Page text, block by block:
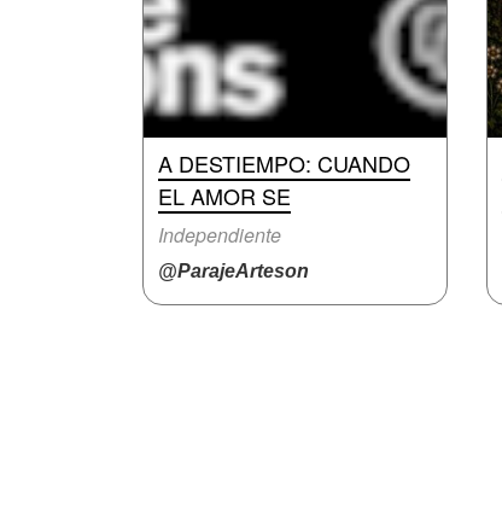
A DESTIEMPO: CUANDO
EL AMOR SE
Independiente
@ParajeArteson